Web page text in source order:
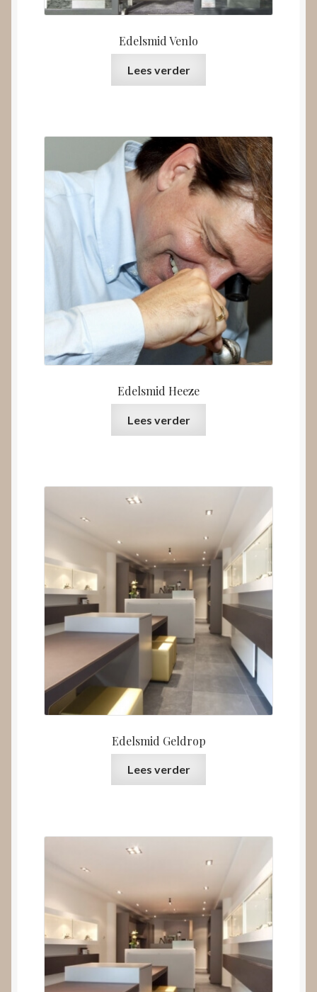
Edelsmid Venlo
Lees verder
Edelsmid Heeze
Lees verder
Edelsmid Geldrop
Lees verder